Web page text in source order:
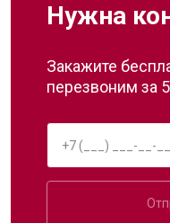
Нужна
Закажите
перезвоним за